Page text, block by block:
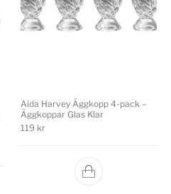
Aida Harvey Äggkopp 4-pack –
Äggkoppar Glas Klar
119 kr